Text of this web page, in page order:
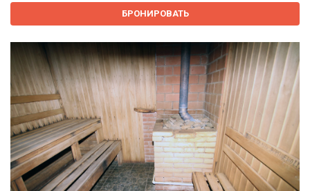
БРОНИРОВАТЬ